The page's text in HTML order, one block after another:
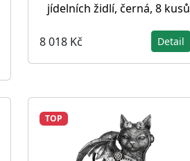
jídelních židlí, černá, 8 kusů
8 018 Kč Detail
TOP